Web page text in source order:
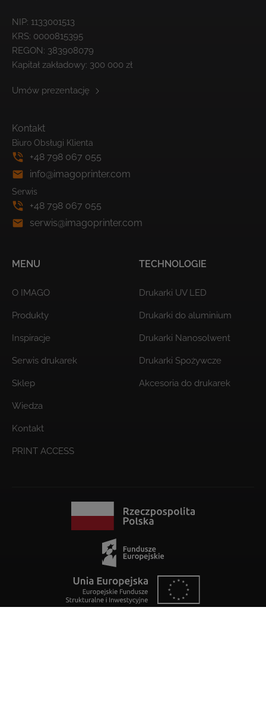
NIP: 1133001513
KRS: 0000815395
REGON: 383908079
Kapitał zakładowy: 300 000 zł
Umów prezentację
Kontakt
Biuro Obsługi Klienta
+48 798 067 055
info@imagoprinter.com
Serwis
+48 798 067 055
serwis@imagoprinter.com
MENU
O IMAGO
Produkty
Inspiracje
Serwis drukarek
Sklep
Wiedza
Kontakt
PRINT ACCESS
TECHNOLOGIE
Drukarki UV LED
Drukarki do aluminium
Drukarki Nanosolwent
Drukarki Spożywcze
Akcesoria do drukarek